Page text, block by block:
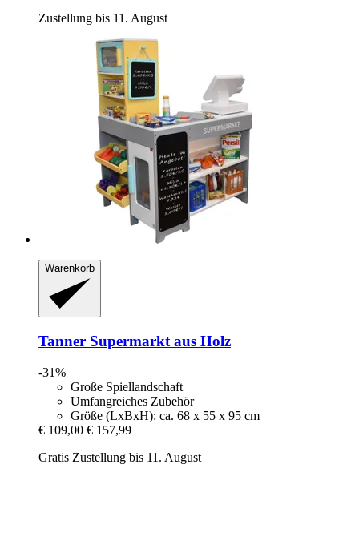
Zustellung bis 11. August
Warenkorb
Tanner Supermarkt aus Holz
-31%
Große Spiellandschaft
Umfangreiches Zubehör
Größe (LxBxH): ca. 68 x 55 x 95 cm
€ 109,00 € 157,99
Gratis Zustellung bis 11. August